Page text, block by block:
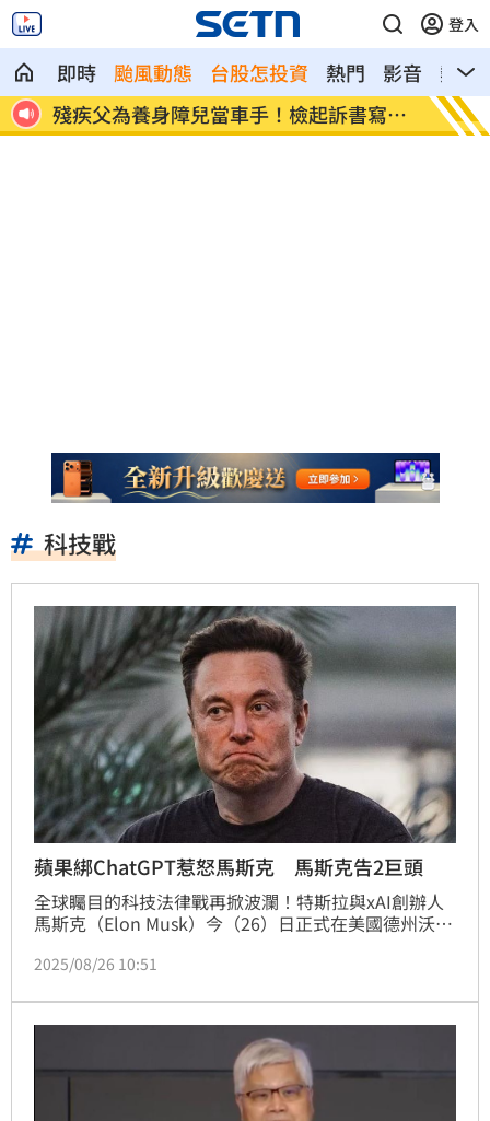
登入
即時 颱風動態 台股怎投資 熱門 影音
熱搜
！檢起訴書寫金
桃園明停水「最長11小時」 影響
光
科技戰
蘋果綁ChatGPT惹怒馬斯克 馬斯克告2巨頭
全球矚目的科技法律戰再掀波瀾！特斯拉與xAI創辦人
馬斯克（Elon Musk）今（26）日正式在美國德州沃斯
嚴重壓縮市場競爭，讓ChatGPT成為iPhone內建唯一
的X與Grok。
2025/08/26 10:51